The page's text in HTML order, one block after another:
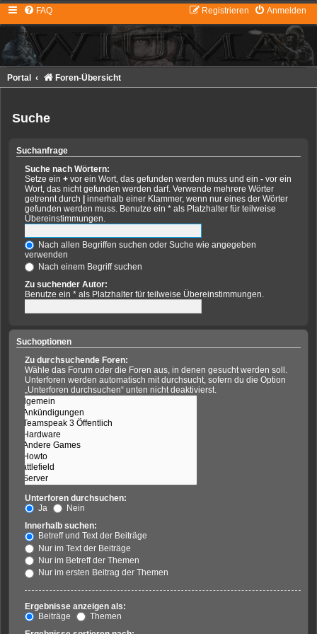
FAQ Anmelden
Registrieren
Portal Foren-Übersicht
Suche
Suchanfrage
Suche nach Wörtern:
Setze ein + vor ein Wort, das gefunden werden muss und ein - vor ein
Wort, das nicht gefunden werden darf. Verwende mehrere Wörter
getrennt durch | innerhalb einer Klammer, wenn nur eines der Wörter
gefunden werden muss. Benutze ein * als Platzhalter für teilweise
Übereinstimmungen.
Nach allen Begriffen suchen oder Suche wie angegeben
verwenden
Nach einem Begriff suchen
Zu suchender Autor:
Benutze ein * als Platzhalter für teilweise Übereinstimmungen.
Suchoptionen
Zu durchsuchende Foren:
Wähle das Forum oder die Foren aus, in denen gesucht werden soll.
Unterforen werden automatisch mit durchsucht, sofern du die Option
„Unterforen durchsuchen“ unten nicht deaktivierst.
Unterforen durchsuchen:
Ja
Nein
Innerhalb suchen:
Betreff und Text der Beiträge
Nur im Text der Beiträge
Nur im Betreff der Themen
Nur im ersten Beitrag der Themen
Ergebnisse anzeigen als:
Beiträge
Themen